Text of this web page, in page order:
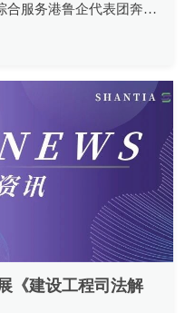
部、塞方企业7家，走访
话、中外法律专业交
《建设工程司法解
建设工程法律实务专题